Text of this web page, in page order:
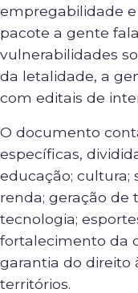
empregabilidade e
pacote a gente
vulnerabilidades
da letalidade, a
com editais de
O documento
específicas,
educação; cultura;
renda; geração de
tecnologia;
fortalecimento da
garantia do direito
territórios.